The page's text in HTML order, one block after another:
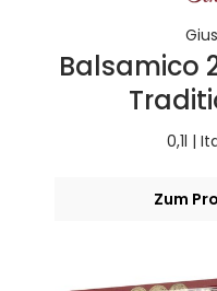
Balsamico
0,1l |
Zum